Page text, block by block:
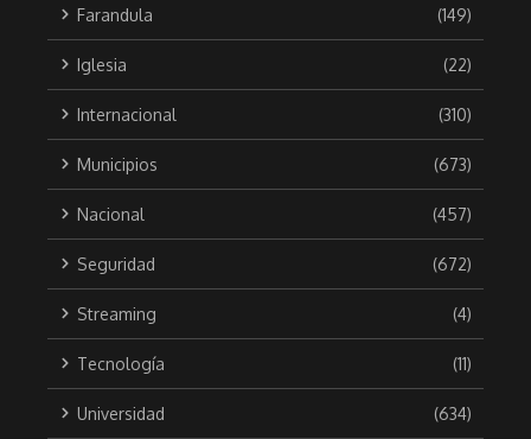
Farandula (149)
Iglesia (22)
Internacional (310)
Municipios (673)
Nacional (457)
Seguridad (672)
Streaming (4)
Tecnología (11)
Universidad (634)